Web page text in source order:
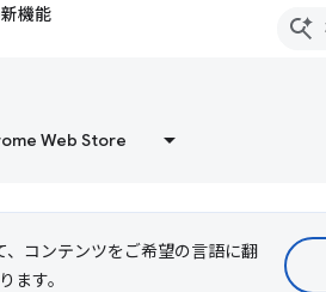
機能
Web Store
コンテンツをご希望の言語に翻
ます。